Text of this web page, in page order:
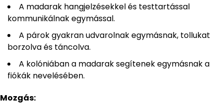
A madarak hangjelzésekkel és testtartással
kommunikálnak egymással.
A párok gyakran udvarolnak egymásnak, tollukat
borzolva és táncolva.
A kolóniában a madarak segítenek egymásnak a
fiókák nevelésében.
Mozgás: